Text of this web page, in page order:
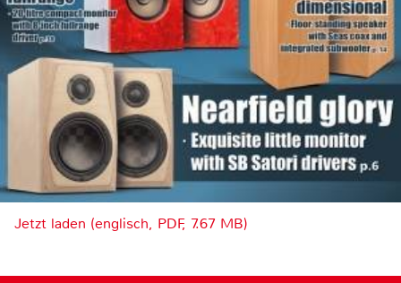
Jetzt laden (englisch, PDF, 7.67 MB)